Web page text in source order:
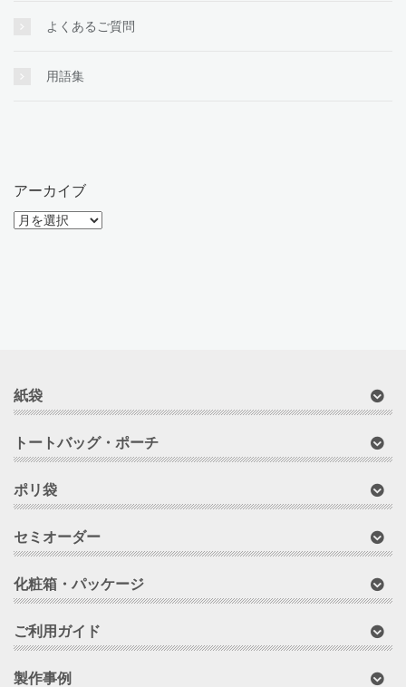
よくあるご質問
用語集
アーカイブ
ア
紙袋
トートバッグ・ポーチ
ポリ袋
セミオーダー
化粧箱・パッケージ
ご利用ガイド
製作事例